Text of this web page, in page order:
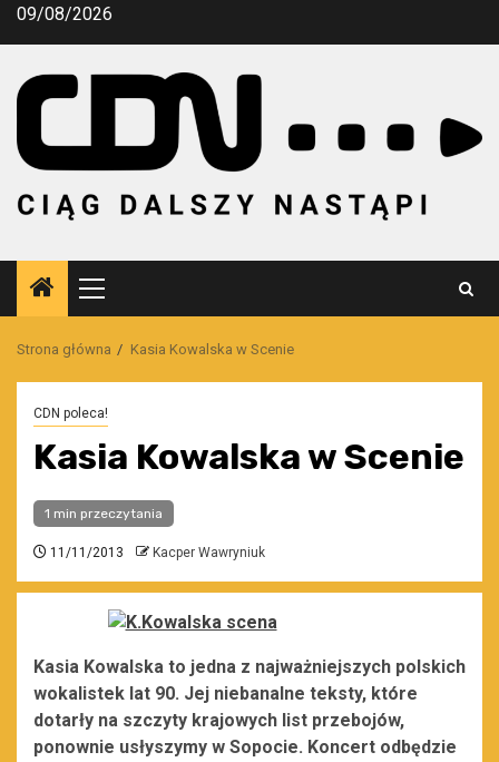
Przejdź
09/08/2026
Menu
główne
Strona główna Kasia Kowalska w Scenie
CDN poleca!
Kasia Kowalska w Scenie
1 min przeczytania
11/11/2013 Kacper Wawryniuk
Kasia Kowalska to jedna z najważniejszych polskich
wokalistek lat 90. Jej niebanalne teksty, które
dotarły na szczyty krajowych list przebojów,
ponownie usłyszymy w Sopocie. Koncert odbędzie